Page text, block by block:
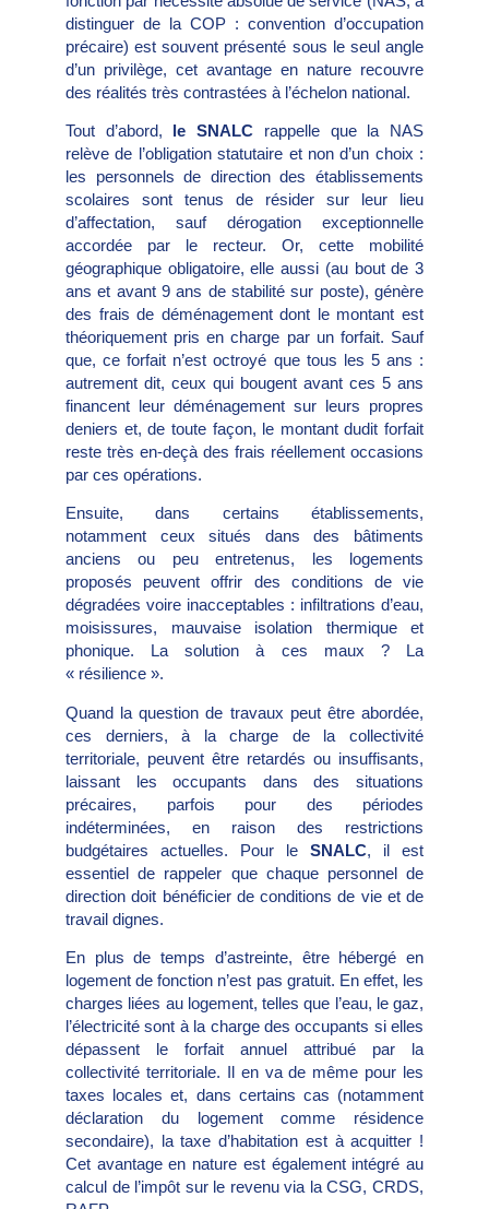
distinguer de la COP : convention d’occupation
précaire) est souvent présenté sous le seul angle
d’un privilège, cet avantage en nature recouvre
des réalités très contrastées à l’échelon national.
Tout d’abord, le SNALC rappelle que la NAS
relève de l’obligation statutaire et non d’un choix :
les personnels de direction des établissements
scolaires sont tenus de résider sur leur lieu
d’affectation, sauf dérogation exceptionnelle
accordée par le recteur. Or, cette mobilité
géographique obligatoire, elle aussi (au bout de 3
ans et avant 9 ans de stabilité sur poste), génère
des frais de déménagement dont le montant est
théoriquement pris en charge par un forfait. Sauf
que, ce forfait n’est octroyé que tous les 5 ans :
autrement dit, ceux qui bougent avant ces 5 ans
financent leur déménagement sur leurs propres
deniers et, de toute façon, le montant dudit forfait
reste très en-deçà des frais réellement occasions
par ces opérations.
Ensuite, dans certains établissements,
notamment ceux situés dans des bâtiments
anciens ou peu entretenus, les logements
proposés peuvent offrir des conditions de vie
dégradées voire inacceptables : infiltrations d’eau,
moisissures, mauvaise isolation thermique et
phonique. La solution à ces maux ? La
« résilience ».
Quand la question de travaux peut être abordée,
ces derniers, à la charge de la collectivité
territoriale, peuvent être retardés ou insuffisants,
laissant les occupants dans des situations
précaires, parfois pour des périodes
indéterminées, en raison des restrictions
budgétaires actuelles. Pour le SNALC, il est
essentiel de rappeler que chaque personnel de
direction doit bénéficier de conditions de vie et de
travail dignes.
En plus de temps d’astreinte, être hébergé en
logement de fonction n’est pas gratuit. En effet, les
charges liées au logement, telles que l’eau, le gaz,
l’électricité sont à la charge des occupants si elles
dépassent le forfait annuel attribué par la
collectivité territoriale. Il en va de même pour les
taxes locales et, dans certains cas (notamment
déclaration du logement comme résidence
secondaire), la taxe d’habitation est à acquitter !
Cet avantage en nature est également intégré au
calcul de l’impôt sur le revenu via la CSG, CRDS,